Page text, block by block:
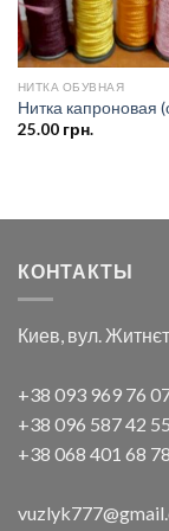
НИТКА ОБУВНАЯ
Нитка капроновая
25.00грн.
КОНТАКТЫ
Киев, вул.
+38 093 969 76
+38 096 587 42 55
+38 068 401 68 78